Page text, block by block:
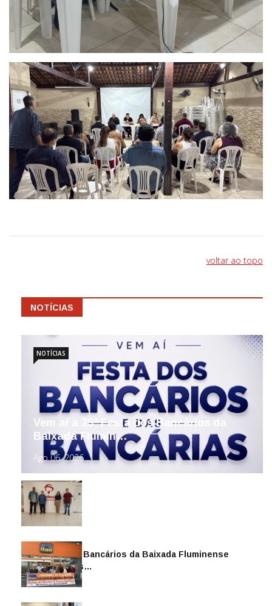
voltar ao topo
NOTÍCIAS
Vem aí a 25ª Festa dos Bancários da
Baixada Flumin…
Ago 06, 2026
NOTÍCIAS
Sindicato dos Bancários da Baixada Fluminense
reintegra mais…
Jul 14, 2026